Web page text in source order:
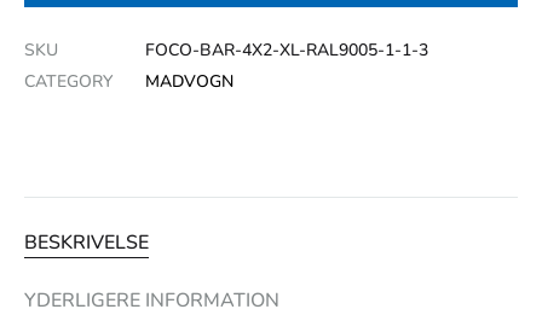
SKU
FOCO-BAR-4X2-XL-RAL9005-1-1-3
CATEGORY
MADVOGN
BESKRIVELSE
YDERLIGERE INFORMATION